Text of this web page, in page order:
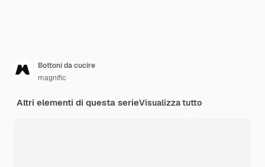
Bottoni da cucire
magnific
Altri elementi di questa serieVisualizza tutto